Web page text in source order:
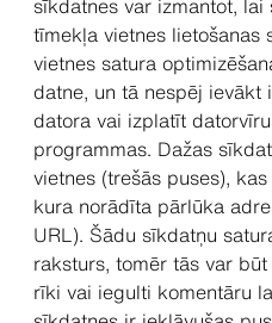
sīkdatnes var izmantot,
tīmekļa vietnes
vietnes satura
datne, un tā nespēj ievākt
datora vai izplatīt
programmas. Dažas
vietnes (trešās puses),
kura norādīta pārlūka
URL). Šādu sīkdatņu
raksturs, tomēr tās var
rīki vai iegulti komentāru